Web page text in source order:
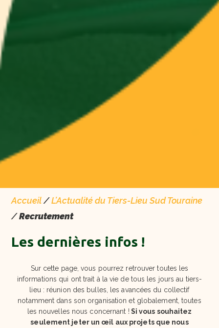
Accueil/L’Actualité du Tiers-Lieu Sud Touraine
/Recrutement
Les dernières infos !
Sur cette page, vous pourrez retrouver toutes les
informations qui ont trait à la vie de tous les jours au tiers-
lieu : réunion des bulles, les avancées du collectif
notamment dans son organisation et globalement, toutes
les nouvelles nous concernant ! Si vous souhaitez
seulement jeter un œil aux projets que nous